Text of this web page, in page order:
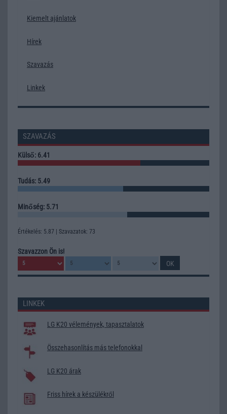
Kiemelt ajánlatok
Hírek
Szavazás
Linkek
SZAVAZÁS
Külső: 6.41
Tudás: 5.49
Minőség: 5.71
Értékelés: 5.87 | Szavazatok: 73
Szavazzon Ön is!
LINKEK
LG K20 vélemények, tapasztalatok
Összehasonlítás más telefonokkal
LG K20 árak
Friss hírek a készülékről